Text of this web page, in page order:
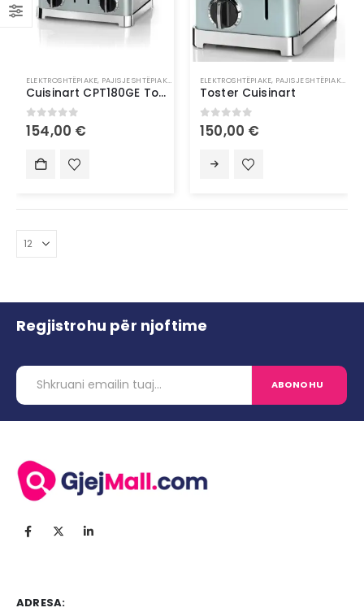
ELEKTROSHTËPIAKE, PAJISJE SHTËPIAKE THEKËSE BUKE
Cuisinart CPT180GE Toster | Toaster
0out of 5
154,00 €
ELEKTROSHTËPIAKE, PAJISJE SHTËPIAKE
Toster Cuisinart
0out of 5
150,00 €
Regjistrohu për njoftime
ADRESA: